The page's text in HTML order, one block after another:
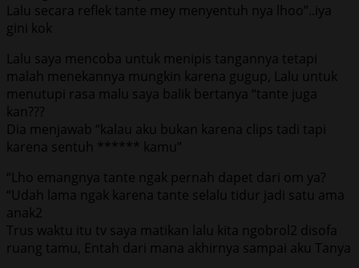
Lalu secara reflek tante mey menyentuh nya lhoo”..iya
gini kok
Lalu saya mencoba untuk menipis tangannya tetapi
malah menekannya mungkin karena gugup, Lalu untuk
menutupi rasa malu saya balik bertanya “tante juga
kan???
Dia menjawab “kalau aku bukan karena clips tadi tapi
karena sentuh ****** kamu”
“Lho emangnya tante ngak pernah dapet dari om ya?
“Udah lama ngak karena tante selalu tidur jadi satu ama
anak2
Trus waktu itu tv saya matikan lalu kita ngobrol2 disofa
ruang tamu, Entah dari mana akhirnya sampai aku Tanya